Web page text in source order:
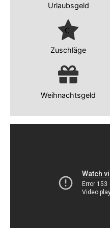
Urlaubsgeld
Zuschläge
Weihnachtsgeld